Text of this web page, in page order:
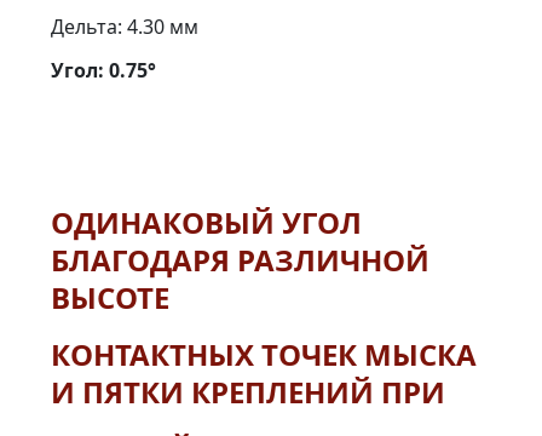
Дельта: 4.30 мм
Угол: 0.75°
ОДИНАКОВЫЙ УГОЛ
БЛАГОДАРЯ РАЗЛИЧНОЙ
ВЫСОТЕ
КОНТАКТНЫХ ТОЧЕК МЫСКА
И ПЯТКИ КРЕПЛЕНИЙ ПРИ